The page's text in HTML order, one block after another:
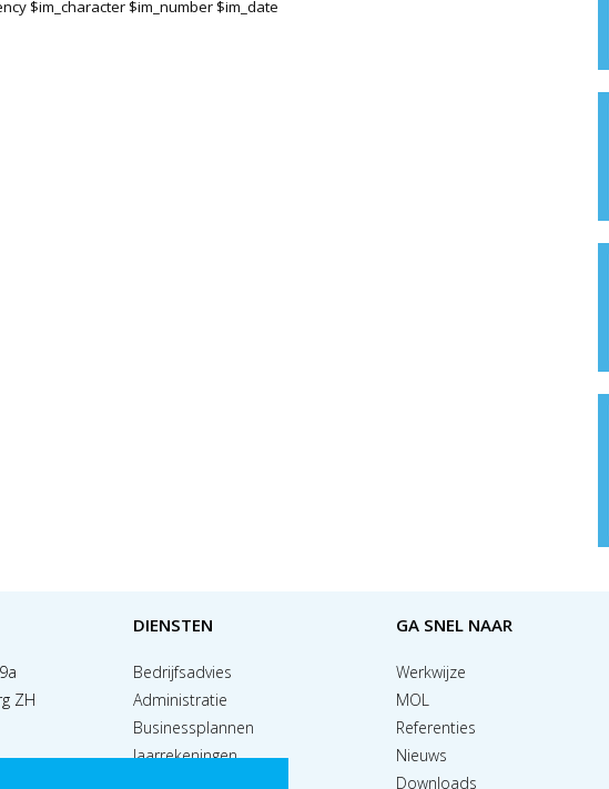
$im_character $im_number $im_date
ZH
DIENSTEN
Bedrijfsadvies
Administratie
Businessplannen
Jaarrekeningen
GA SNEL NAAR
Werkwijze
MOL
Referenties
Nieuws
Downloads